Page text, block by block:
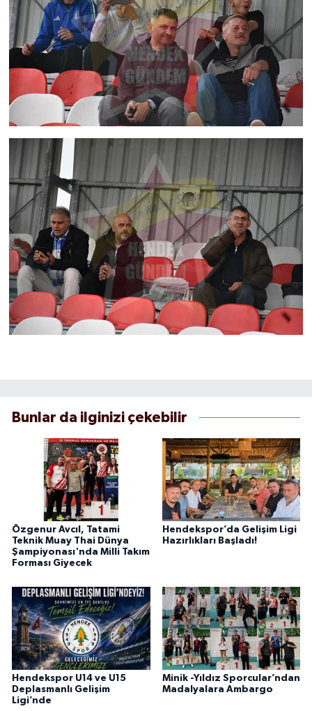
Bunlar da ilginizi çekebilir
Özgenur Avcıl, Tatami
Teknik Muay Thai Dünya
Şampiyonası'nda Milli Takım
Forması Giyecek
Hendekspor’da Gelişim Ligi
Hazırlıkları Başladı!
Hendekspor U14 ve U15
Deplasmanlı Gelişim
Ligi’nde
Minik -Yıldız Sporcular’ndan
Madalyalara Ambargo